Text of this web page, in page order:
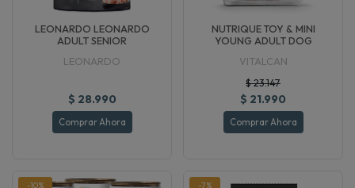
LEONARDO LEONARDO
ADULT SENIOR
LEONARDO
$ 28.990
Comprar Ahora
NUTRIQUE TOY & MINI
YOUNG ADULT DOG
VITALCAN
$ 23.147
$ 21.990
Comprar Ahora
-10% -7%